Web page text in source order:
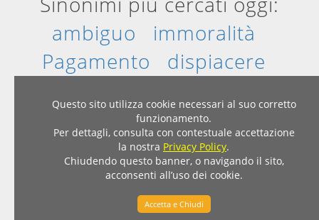
ambiguo
immoralità
Pagamento
dispiacere
Home|Privacy & Cookies
© 2007 - 2026 - Dizionario Sinonimi Contrari
Questo sito utilizza cookie necessari al suo corretto
funzionamento.
Per dettagli, consulta con contestuale accettazione
la nostra Privacy Policy.
Chiudendo questo banner, o navigando il sito,
acconsenti all’uso dei cookie.
Accetta e Chiudi